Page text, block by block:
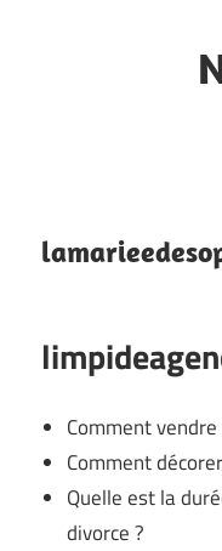
Comment
Comment
Quelle est la
divorce ?